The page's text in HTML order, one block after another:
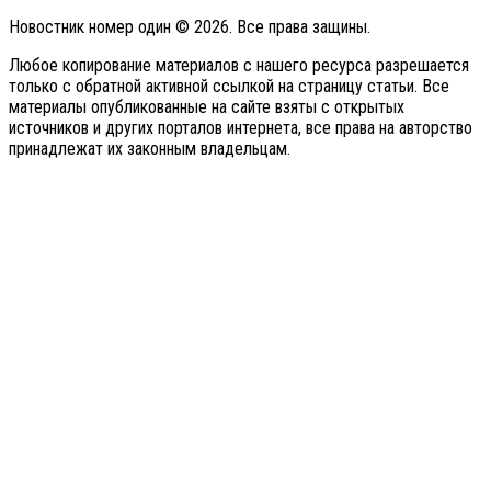
Новостник номер один © 2026. Все права защины.
Любое копирование материалов с нашего ресурса разрешается
только с обратной активной ссылкой на страницу статьи. Все
материалы опубликованные на сайте взяты с открытых
источников и других порталов интернета, все права на авторство
принадлежат их законным владельцам.